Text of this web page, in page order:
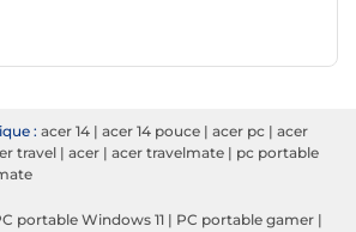
: acer 14 | acer 14 pouce | acer pc | acer
travel | acer | acer travelmate | pc portable
portable Windows 11 | PC portable gamer |